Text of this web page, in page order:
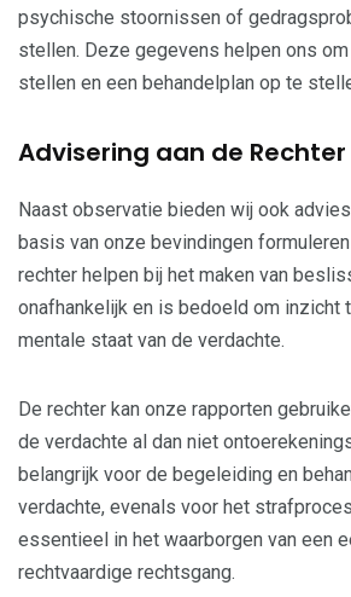
psychische stoornissen of
stellen. Deze gegevens helpen ons
stellen en een behandelplan op te
Advisering aan de Rechter
Naast observatie bieden wij ook
basis van onze bevindingen
rechter helpen bij het maken van
onafhankelijk en is bedoeld om inzicht
mentale staat van de verdachte.
De rechter kan onze rapporten
de verdachte al dan niet
belangrijk voor de begeleiding en
verdachte, evenals voor het
essentieel in het waarborgen van een
rechtvaardige rechtsgang.